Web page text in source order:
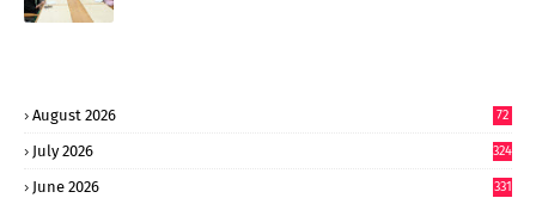
August 2026 72
July 2026 324
June 2026 331